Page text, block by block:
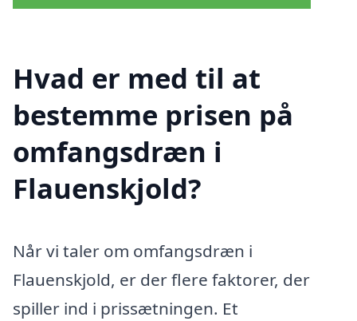
Hvad er med til at
bestemme prisen på
omfangsdræn i
Flauenskjold?
Når vi taler om omfangsdræn i
Flauenskjold, er der flere faktorer, der
spiller ind i prissætningen. Et